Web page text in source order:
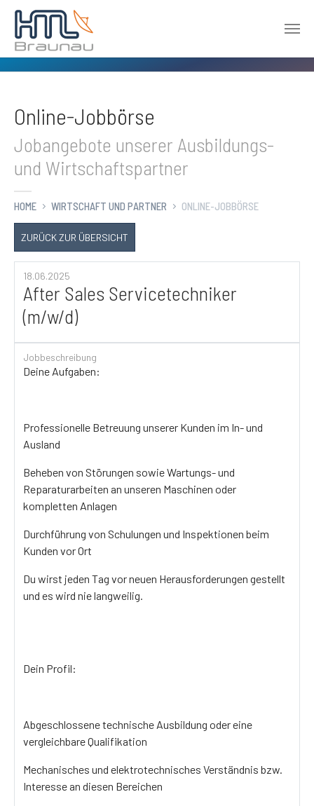
Online-Jobbörse
Jobangebote unserer Ausbildungs-
und Wirtschaftspartner
HOME WIRTSCHAFT UND PARTNER ONLINE-JOBBÖRSE
ZURÜCK ZUR ÜBERSICHT
18.06.2025
After Sales Servicetechniker
(m/w/d)
Jobbeschreibung
Deine Aufgaben:
Professionelle Betreuung unserer Kunden im In- und
Ausland
Beheben von Störungen sowie Wartungs- und
Reparaturarbeiten an unseren Maschinen oder
kompletten Anlagen
Durchführung von Schulungen und Inspektionen beim
Kunden vor Ort
Du wirst jeden Tag vor neuen Herausforderungen gestellt
und es wird nie langweilig.
Dein Profil:
Abgeschlossene technische Ausbildung oder eine
vergleichbare Qualifikation
Mechanisches und elektrotechnisches Verständnis bzw.
Interesse an diesen Bereichen